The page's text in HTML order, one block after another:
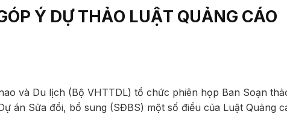
Ý DỰ THẢO LUẬT QUẢNG CÁO
và Du lịch (Bộ VHTTDL) tổ chức phiên họp Ban Soạn
án Sửa đổi, bổ sung (SĐBS) một số điều của Luật Quảng